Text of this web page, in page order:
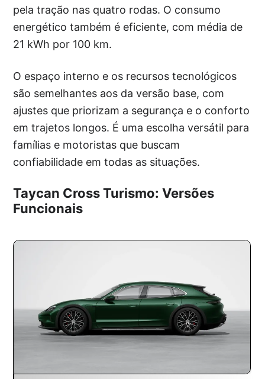
pela tração nas quatro rodas. O consumo
energético também é eficiente, com média de
21 kWh por 100 km.
O espaço interno e os recursos tecnológicos
são semelhantes aos da versão base, com
ajustes que priorizam a segurança e o conforto
em trajetos longos. É uma escolha versátil para
famílias e motoristas que buscam
confiabilidade em todas as situações.
Taycan Cross Turismo: Versões
Funcionais